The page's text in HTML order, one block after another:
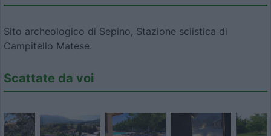
Sito archeologico di Sepino, Stazione sciistica di
Campitello Matese.
Scattate da voi